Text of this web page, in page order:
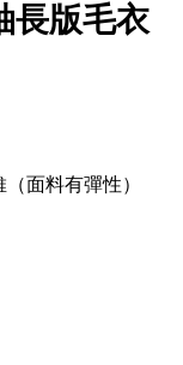
3
長版毛衣
面料有彈性）